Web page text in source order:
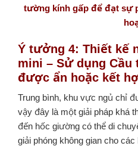
tường kính gấp để đạt sự
Ý tưởng 4: Thiết kế
mini – Sử dụng
được ẩn hoặc kết
Trung bình, khu vực ngủ chỉ
vậy đây là một giải pháp khá
đến hốc giường có thể di
giải phóng không gian cho